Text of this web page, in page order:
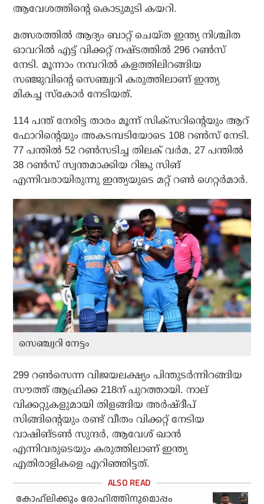
ആവേശത്തിന്റെ കൊടുമുടി കയറി.
മത്സരത്തില്‍ ആദ്യം ബാറ്റ് ചെയ്ത ഇന്ത്യ നിശ്ചിത
ഓവറില്‍ എട്ട് വിക്കറ്റ് നഷ്ടത്തില്‍ 296 റണ്‍സ്
നേടി. മൂന്നാം നമ്പറില്‍ കളത്തിലിറങ്ങിയ
സഞ്ജുവിന്റെ സെഞ്ച്വറി കരുത്തിലാണ് ഇന്ത്യ
മികച്ച സ്‌കോര്‍ നേടിയത്.
114 പന്ത് നേരിട്ട താരം മൂന്ന് സിക്‌സറിന്റെയും ആറ്
ഫോറിന്റെയും അകടമ്പടിയോടെ 108 റണ്‍സ് നേടി.
77 പന്തില്‍ 52 റണ്‍സടിച്ച തിലക് വര്‍മ, 27 പന്തില്‍
38 റണ്‍സ് സ്വന്തമാക്കിയ റിങ്കു സിങ്
എന്നിവരായിരുന്നു ഇന്ത്യയുടെ മറ്റ് റണ്‍ ഗെറ്റര്‍മാര്‍.
സെഞ്ച്വറി നേട്ടം
299 റണ്‍സെന്ന വിജയലക്ഷ്യം പിന്തുടര്‍ന്നിറങ്ങിയ
സൗത്ത് ആഫ്രിക്ക 218ന് പുറത്തായി. നാല്
വിക്കറ്റുകളുമായി തിളങ്ങിയ അര്‍ഷ്ദീപ്
സിങ്ങിന്റെയും രണ്ട് വീതം വിക്കറ്റ് നേടിയ
വാഷിങ്ടണ്‍ സുന്ദര്‍, ആവേശ് ഖാന്‍
എന്നിവരുടെയും കരുത്തിലാണ് ഇന്ത്യ
എതിരാളികളെ എറിഞ്ഞിട്ടത്.
കോഹ്‌ലിക്കും രോഹിത്തിനുമൊപ്പം